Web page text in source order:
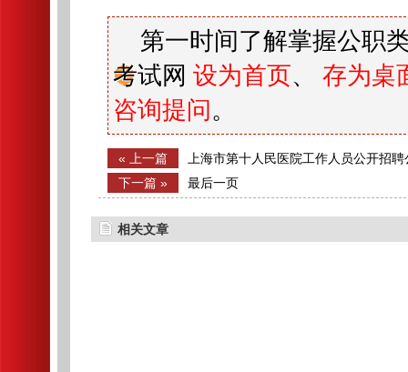
第一时间了解掌握公职
考试网 设为首页、 存为桌
咨询提问 。
« 上一篇
上海市第十人民医院工作人员公开招聘
下一篇 »
最后一页
相关文章